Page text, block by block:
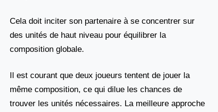
Cela doit inciter son partenaire à se concentrer sur
des unités de haut niveau pour équilibrer la
composition globale.
Il est courant que deux joueurs tentent de jouer la
même composition, ce qui dilue les chances de
trouver les unités nécessaires. La meilleure approche